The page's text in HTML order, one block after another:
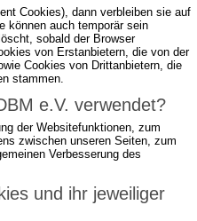
Cookies), dann verbleiben sie auf
können auch temporär sein
sobald der Browser
von Erstanbietern, die von der
Cookies von Drittanbietern, die
stammen.
e.V. verwendet?
der Websitefunktionen, zum
zwischen unseren Seiten, zum
Verbesserung des
und ihr jeweiliger